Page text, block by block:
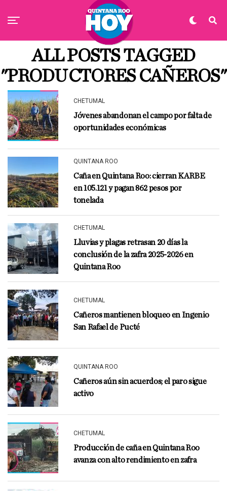
ALL POSTS TAGGED
"PRODUCTORES CAÑEROS"
CHETUMAL
Jóvenes abandonan el campo por falta de
oportunidades económicas
QUINTANA ROO
Caña en Quintana Roo: cierran KARBE
en 105.121 y pagan 862 pesos por
tonelada
CHETUMAL
Lluvias y plagas retrasan 20 días la
conclusión de la zafra 2025-2026 en
Quintana Roo
CHETUMAL
Cañeros mantienen bloqueo en Ingenio
San Rafael de Pucté
QUINTANA ROO
Cañeros aún sin acuerdos; el paro sigue
activo
CHETUMAL
Producción de caña en Quintana Roo
avanza con alto rendimiento en zafra